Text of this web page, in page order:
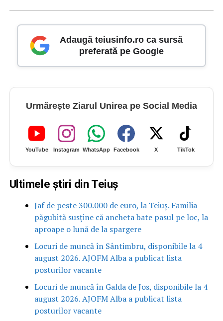
Adaugă teiusinfo.ro ca sursă
preferată pe Google
Urmărește Ziarul Unirea pe Social Media
YouTube Instagram WhatsApp Facebook X TikTok
Ultimele știri din Teiuș
Jaf de peste 300.000 de euro, la Teiuș. Familia
păgubită susține că ancheta bate pasul pe loc, la
aproape o lună de la spargere
Locuri de muncă în Sântimbru, disponibile la 4
august 2026. AJOFM Alba a publicat lista
posturilor vacante
Locuri de muncă în Galda de Jos, disponibile la 4
august 2026. AJOFM Alba a publicat lista
posturilor vacante